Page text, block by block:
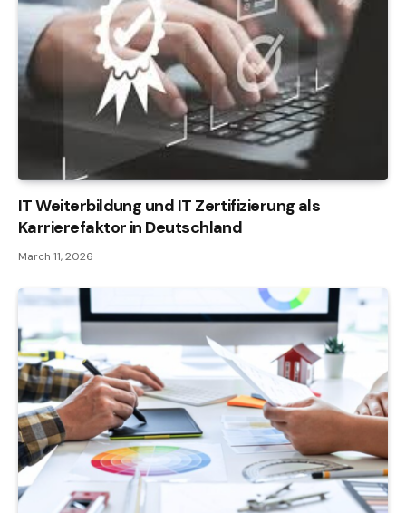
IT Weiterbildung und IT Zertifizierung als
Karrierefaktor in Deutschland
March 11, 2026